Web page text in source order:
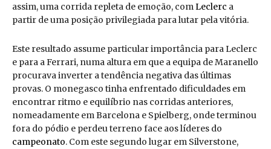
assim, uma corrida repleta de emoção, comLeclerc a
partir de uma posição privilegiada para lutar pela vitória.
Este resultado assume particular importância para Leclerc
e para a Ferrari, numa altura em que a equipa de Maranello
procurava inverter a tendência negativa das últimas
provas. O monegasco tinha enfrentado dificuldades em
encontrar ritmo e equilíbrio nas corridas anteriores,
nomeadamente em Barcelona e Spielberg, onde terminou
fora do pódio e perdeu terreno face aos líderes do
campeonato. Com este segundo lugar em Silverstone,